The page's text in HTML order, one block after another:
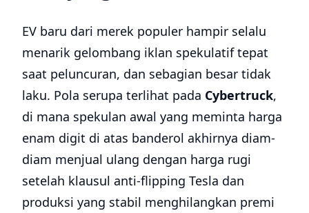
EV baru dari merek populer hampir selalu
menarik gelombang iklan spekulatif tepat
saat peluncuran, dan sebagian besar tidak
laku. Pola serupa terlihat pada Cybertruck,
di mana spekulan awal yang meminta harga
enam digit di atas banderol akhirnya diam-
diam menjual ulang dengan harga rugi
setelah klausul anti-flipping Tesla dan
produksi yang stabil menghilangkan premi